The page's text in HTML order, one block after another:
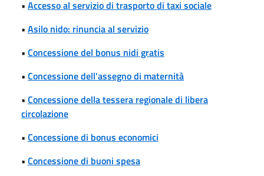
• Accesso al servizio di trasporto di taxi sociale
• Asilo nido: rinuncia al servizio
• Concessione del bonus nidi gratis
• Concessione dell'assegno di maternità
• Concessione della tessera regionale di libera
circolazione
• Concessione di bonus economici
• Concessione di buoni spesa